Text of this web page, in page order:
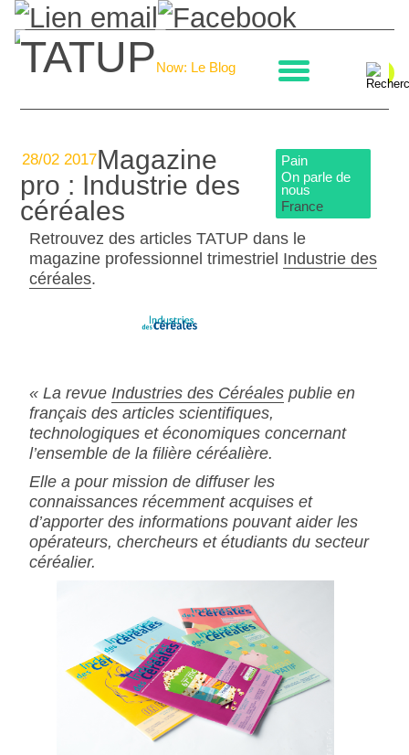
La boulangerie
TATUPNow: Le Blog
Pain
On parle de
nous
France
28/02 2017Magazine
pro : Industrie des
céréales
Retrouvez des articles TATUP dans le
magazine professionnel trimestriel Industrie des
céréales.
« La revue Industries des Céréalespublie en
français des articles scientifiques,
technologiques et économiques concernant
l’ensemble de la filière céréalière.
Elle a pour mission de diffuser les
connaissances récemment acquises et
d’apporter des informations pouvant aider les
opérateurs, chercheurs et étudiants du secteur
céréalier.